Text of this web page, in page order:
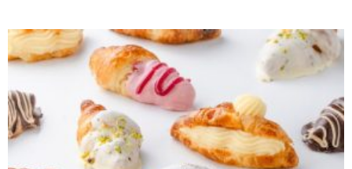
Este
producto
múltiples
variantes.
Las
opciones